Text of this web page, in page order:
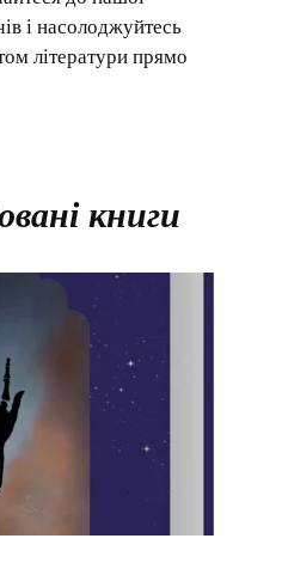
і насолоджуйтесь
літератури прямо
книги